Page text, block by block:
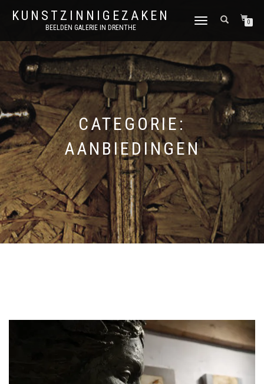
KUNSTZINNIGEZAKEN
BEELDEN GALERIE IN DRENTHE
SCHAKEL
MENU
0
CATEGORIE:
AANBIEDINGEN